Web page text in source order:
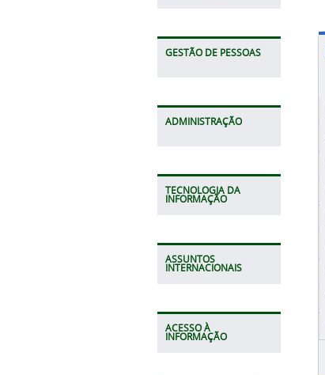
GESTÃO DE PESSOAS
ADMINISTRAÇÃO
TECNOLOGIA DA
INFORMAÇÃO
ASSUNTOS
INTERNACIONAIS
ACESSO À
INFORMAÇÃO